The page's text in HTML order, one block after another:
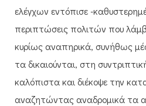
ελέγχων εντόπισε -
περιπτώσεις πολιτών που
κυρίως αναπηρικά, συνήθως
τα δικαιούνται, στη
καλόπιστα και διέκοψε την
αναζητώντας αναδρομικά τα